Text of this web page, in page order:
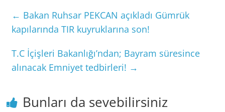
← Bakan Ruhsar PEKCAN açıkladı Gümrük
kapılarında TIR kuyruklarına son!
T.C İçişleri Bakanlığı’ndan; Bayram süresince
alınacak Emniyet tedbirleri! →
Bunları da sevebilirsiniz